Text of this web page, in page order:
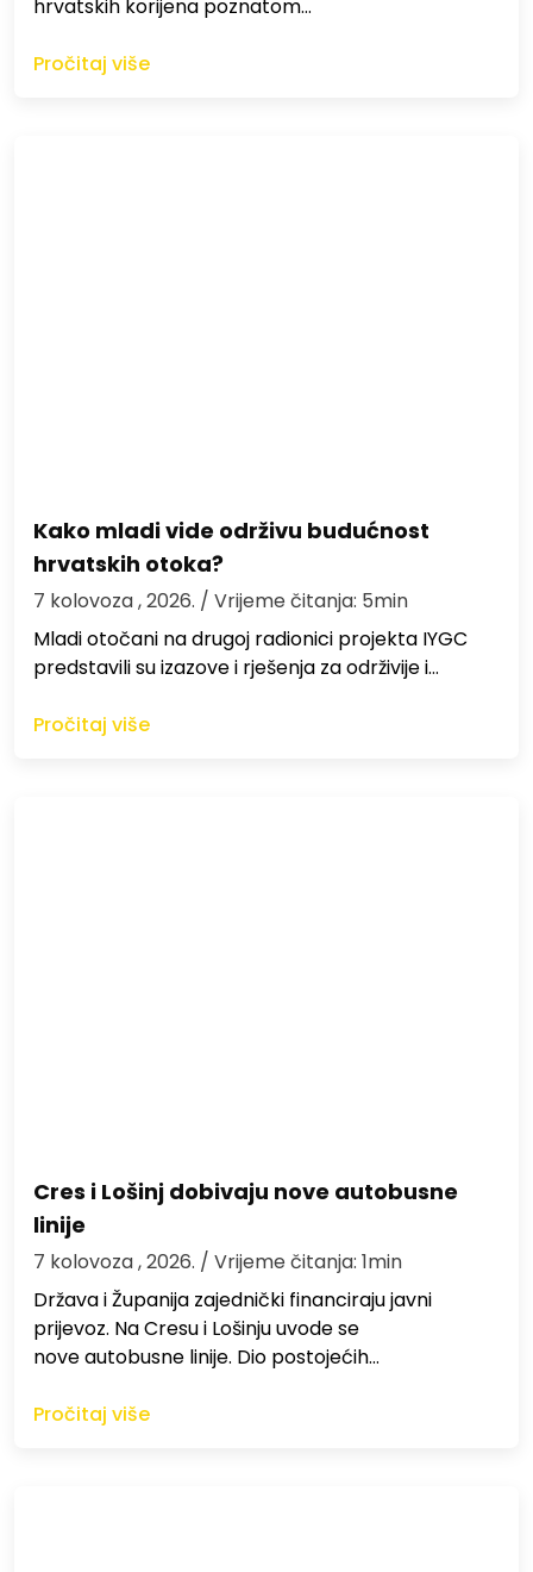
hrvatskih korijena poznatom…
Pročitaj više
Kako mladi vide održivu budućnost
hrvatskih otoka?
7 kolovoza , 2026. / Vrijeme čitanja: 5min
Mladi otočani na drugoj radionici projekta IYGC
predstavili su izazove i rješenja za održivije i…
Pročitaj više
Cres i Lošinj dobivaju nove autobusne
linije
7 kolovoza , 2026. / Vrijeme čitanja: 1min
Država i Županija zajednički financiraju javni
prijevoz. Na Cresu i Lošinju uvode se
nove autobusne linije. Dio postojećih…
Pročitaj više